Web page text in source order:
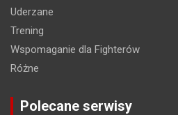
Uderzane
Trening
Wspomaganie dla Fighterów
Różne
Polecane serwisy